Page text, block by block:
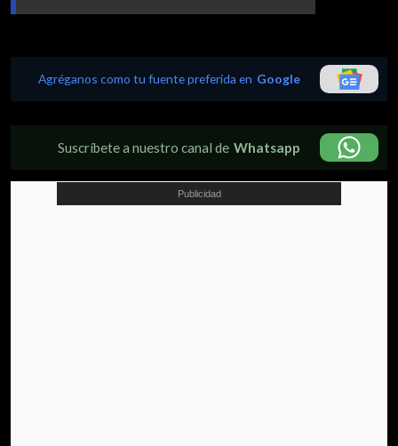
Agréganos como tu fuente preferida en Google
Suscríbete a nuestro canal de Whatsapp